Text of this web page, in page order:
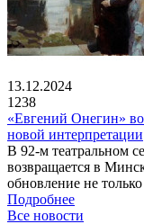
13.12.2024
1238
«Евгений Онегин»
новой интерпретации
В 92-м театральном
возвращается в
обновление не
Подробнее
Все новости